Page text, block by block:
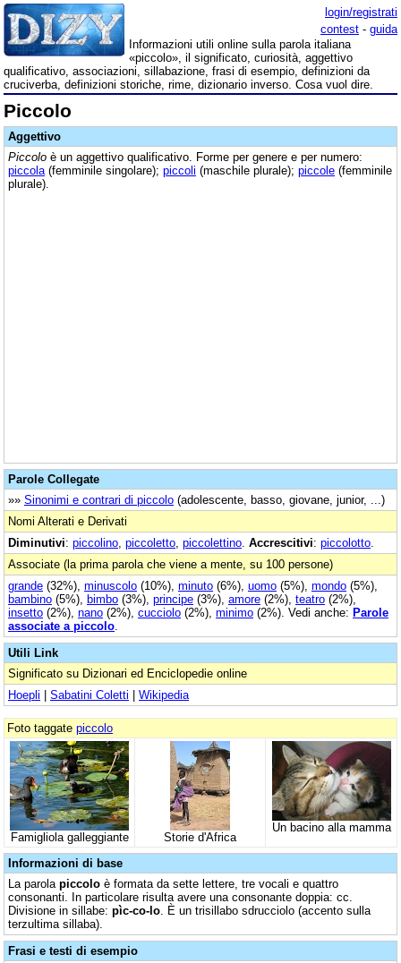
login/registrati
contest - guida
Informazioni utili online sulla parola italiana
«piccolo», il significato, curiosità, aggettivo
qualificativo, associazioni, sillabazione, frasi di esempio, definizioni da
cruciverba, definizioni storiche, rime, dizionario inverso. Cosa vuol dire.
Piccolo
Aggettivo
Piccolo è un aggettivo qualificativo. Forme per genere e per numero:
piccola (femminile singolare); piccoli (maschile plurale); piccole (femminile
plurale).
Parole Collegate
»» Sinonimi e contrari di piccolo (adolescente, basso, giovane, junior, ...)
Nomi Alterati e Derivati
Diminutivi: piccolino piccoletto piccolettino Accrescitivi: piccolotto
Associate (la prima parola che viene a mente, su 100 persone)
grande (32%), minuscolo (10%), minuto (6%), uomo (5%), mondo (5%),
bambino (5%), bimbo (3%), principe (3%), amore (2%), teatro (2%),
insetto (2%), nano (2%), cucciolo (2%), minimo (2%). Vedi anche: Parole
associate a piccolo
Utili Link
Significato su Dizionari ed Enciclopedie online
Hoepli | Sabatini Coletti | Wikipedia
Foto taggate piccolo
Famigliola galleggiante Storie d'Africa
Un bacino alla mamma
Informazioni di base
La parola piccolo è formata da sette lettere, tre vocali e quattro
consonanti. In particolare risulta avere una consonante doppia: cc.
Divisione in sillabe: pìc-co-lo . È un trisillabo sdrucciolo (accento sulla
terzultima sillaba).
Frasi e testi di esempio